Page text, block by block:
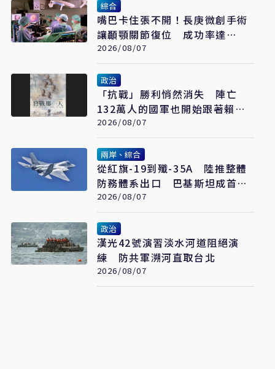
綜合
嘴巴卡住張不開！長庚微創手術
讓顳顎關節復位 成功率達
97%
2026/08/07
政治
「抗戰」勝利悄然消失 陣亡
132萬人的國軍也開始跟著賴清
德喊「終戰」了
2026/08/07
兩岸、綜合
從紅旗-19到殲-35A 陸推整體
防務體系出口 巴基斯坦成首要
合作案例
2026/08/07
政治
漢光42號演習淡水河道阻絕演
練 防共軍溯河直取台北
2026/08/07